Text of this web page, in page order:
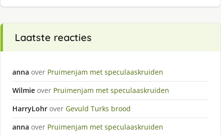
Laatste reacties
anna over Pruimenjam met speculaaskruiden
Wilmie over Pruimenjam met speculaaskruiden
HarryLohr over Gevuld Turks brood
anna over Pruimenjam met speculaaskruiden